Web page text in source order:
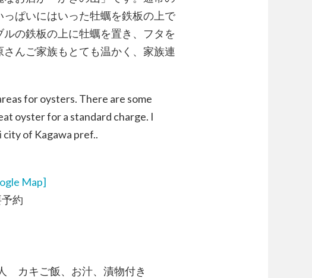
ぱいにはいった牡蠣を鉄板の上で
の鉄板の上に牡蠣を置き、フタを
んご家族もとても温かく、家族連
for oysters. There are some
oyster for a standard charge. I
city of Kagawa pref..
Map]
約
カキご飯、お汁、漬物付き